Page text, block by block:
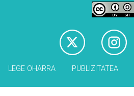
LEGE OHARRA PUBLIZITATEA